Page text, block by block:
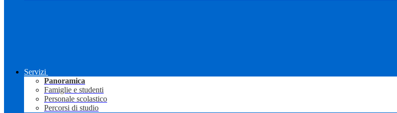
Servizi
Panoramica
Famiglie e studenti
Personale scolastico
Percorsi di studio